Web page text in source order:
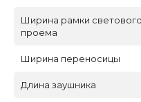
Ширина рамки светового
проема
Ширина переносицы
Длина заушника